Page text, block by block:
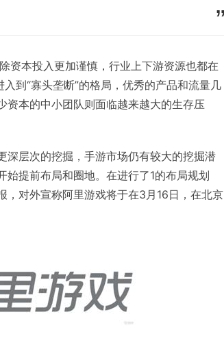
资本投入更加谨慎，行业上下游资源也都在
到“寡头垄断”的格局，优秀的产品和流量几
资本的中小团队则面临越来越大的生存压
深层次的挖掘，手游市场仍有较大的挖掘潜
提前布局和圈地。在进行了1的布局规划
，对外宣称阿里游戏将于在3月16日，在北京